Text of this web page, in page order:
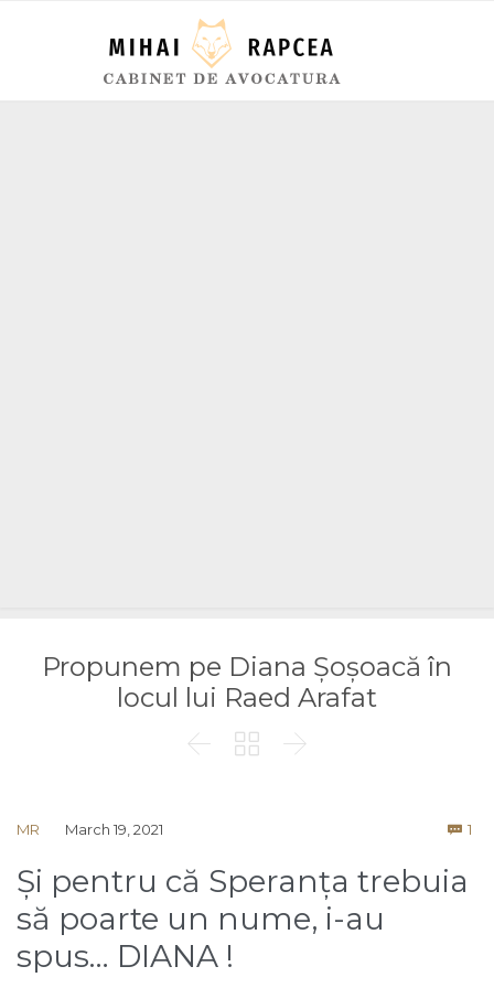
Propunem pe Diana Șoșoacă în
locul lui Raed Arafat
  
MR March 19, 2021  1
Și pentru că Speranța trebuia
să poarte un nume, i-au
spus… DIANA !